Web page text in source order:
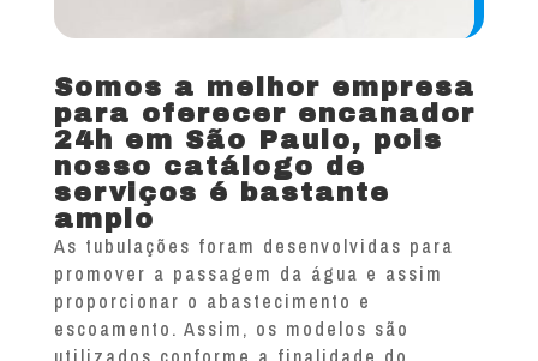
Somos a melhor empresa
para oferecer encanador
24h em São Paulo, pois
nosso catálogo de
serviços é bastante
amplo
As tubulações foram desenvolvidas para
promover a passagem da água e assim
proporcionar o abastecimento e
escoamento. Assim, os modelos são